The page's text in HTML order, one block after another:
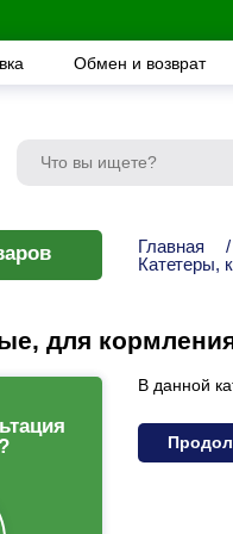
Обмен и возврат
Главная /
Катетеры,
для
В данной